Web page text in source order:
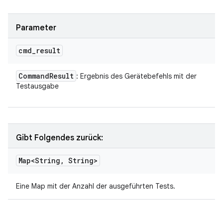
Parameter
cmd_result
CommandResult : Ergebnis des Gerätebefehls mit der
Testausgabe
Gibt Folgendes zurück:
Map<String , String>
Eine Map mit der Anzahl der ausgeführten Tests.